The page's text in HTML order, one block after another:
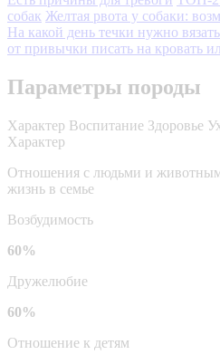
собак Желтая рвота у собаки:
На какой день течки нужно
от привычки писать на кровать
Параметры породы
Характер Воспитание Здоровье
Характер
Отношения с людьми и
жизнь в семье
Возбудимость
60%
Дружелюбие
60%
Отношение к детям